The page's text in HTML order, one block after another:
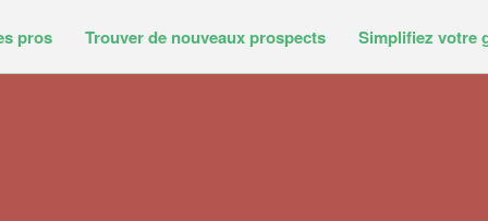
pros Trouver de nouveaux prospects Simplifiez votre